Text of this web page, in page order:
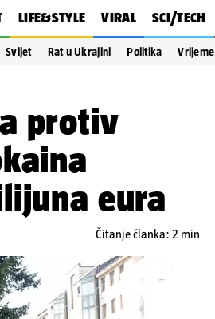
LIFE&STYLE VIRAL SCI/TECH
Svijet Rat u Ukrajini Politika Vrijeme
protiv
eura
Čitanje članka: 2 min